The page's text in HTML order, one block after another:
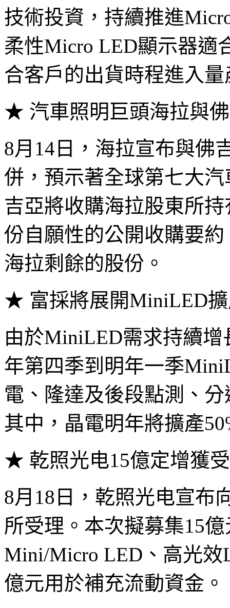
技術投資，持續推進
柔性Micro LED顯示器適
合客戶的出貨時程進入量
★ 汽車照明巨頭海拉與
8月14日，海拉宣布與佛
併，預示著全球第七大
吉亞將收購海拉股東所
份自願性的公開收購要
海拉剩餘的股份。
★ 富採將展開MiniLED
由於MiniLED需求持續
年第四季到明年一季
電、隆達及後段點測、
其中，晶電明年將擴產
★ 乾照光电15億定增獲
8月18日，乾照光电宣布
所受理。本次擬募集15
Mini/Micro LED、高光效
億元用於補充流動資金。